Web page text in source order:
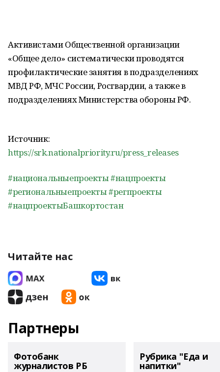
Активистами Общественной организации
«Общее дело» систематически проводятся
профилактические занятия в подразделениях
МВД РФ, МЧС России, Росгвардии, а также в
подразделениях Министерства обороны РФ.
Источник:
https://srk.nationalpriority.ru/press_releases
#национальныепроекты#нацпроекты
#региональныепроекты#регпроекты
#нацпроектыБашкортостан
Читайте нас
Партнеры
Фотобанк
журналистов РБ
Рубрика "Еда и
напитки"